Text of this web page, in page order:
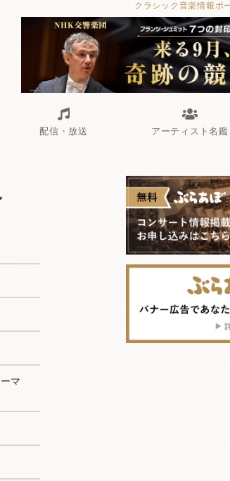
クラシック音楽情報ポ
配信・放送 アーティスト名鑑
マ